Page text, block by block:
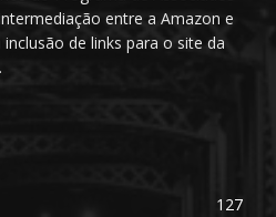
entre a Amazon e
de links para o site da
127